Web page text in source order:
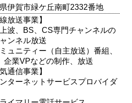
伊賀市緑ケ丘南町2332番地
線放送事業】
上波、BS、CS専門チャンネルの
ンネル放送
ミュニティー（自主放送）番組、
企業VPなどの制作、放送
気通信事業】
ンターネットサービスプロバイダ